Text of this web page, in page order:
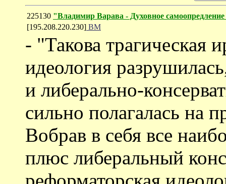
225130 "Владимир Варава - Духовное
[195.208.220.230] ВМ
- "Такова трагическая
идеология
и либерально-
сильно полагалась на
Вобрав в себя все
плюс либеральный